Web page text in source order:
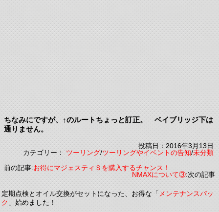
ちなみにですが、↑のルートちょっと訂正。 ベイブリッジ下は
通りません。
投稿日：2016年3月13日
カテゴリー：ツーリング/ツーリングやイベントの告知/未分類
前の記事:お得にマジェスティＳを購入するチャンス！
NMAXについて③:次の記事
定期点検とオイル交換がセットになった、お得な「メンテナンスパッ
ク」始めました！